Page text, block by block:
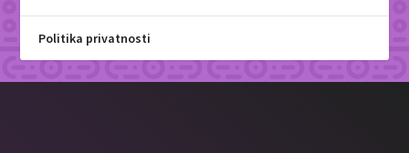
Politika privatnosti